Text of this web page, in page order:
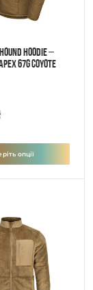
Hoodie –
67g Coyote
опції